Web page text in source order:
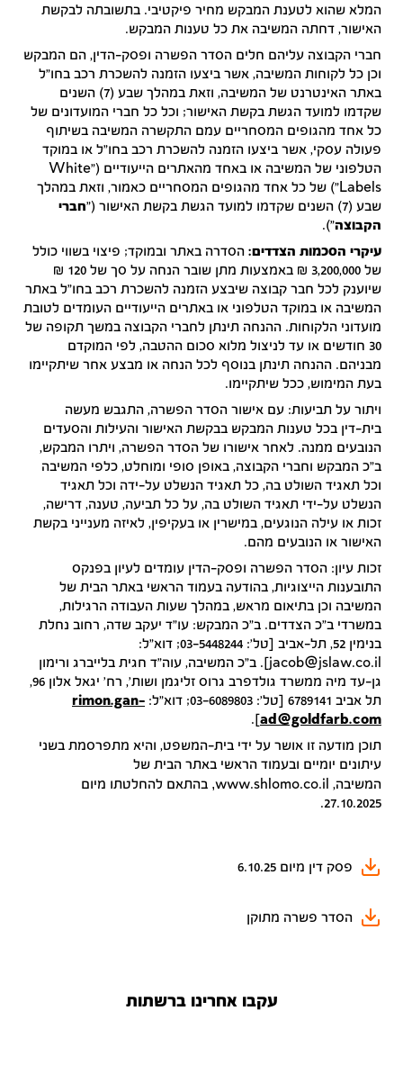
המלא שהוא לטענת המבקש מחיר פיקטיבי. בתשובתה לבקשת
האישור, דחתה המשיבה את כל טענות המבקש.
חברי הקבוצה עליהם חלים הסדר הפשרה ופסק-הדין, הם המבקש
וכן כל לקוחות המשיבה, אשר ביצעו הזמנה להשכרת רכב בחו"ל
באתר האינטרנט של המשיבה, וזאת במהלך שבע (7) השנים
שקדמו למועד הגשת בקשת האישור; וכל כל חברי המועדונים של
כל אחד מהגופים המסחריים עמם התקשרה המשיבה בשיתוף
פעולה עסקי, אשר ביצעו הזמנה להשכרת רכב בחו"ל או במוקד
הטלפוני של המשיבה או באחד מהאתרים הייעודיים ("White
Labels") של כל אחד מהגופים המסחריים כאמור, וזאת במהלך
שבע (7) השנים שקדמו למועד הגשת בקשת האישור ("
חברי
הקבוצה").
עיקרי הסכמות הצדדים: הסדרה באתר ובמוקד; פיצוי בשווי כולל
של 3,200,000 ₪ באמצעות מתן שובר הנחה על סך של 120 ₪
שיוענק לכל חבר קבוצה שיבצע הזמנה להשכרת רכב בחו"ל באתר
המשיבה או במוקד הטלפוני או באתרים הייעודיים העומדים לטובת
מועדוני הלקוחות. ההנחה תינתן לחברי הקבוצה במשך תקופה של
30 חודשים או עד לניצול מלוא סכום ההטבה, לפי המוקדם
מבניהם. ההנחה תינתן בנוסף לכל הנחה או מבצע אחר שיתקיימו
בעת המימוש, ככל שיתקיימו.
ויתור על תביעות: עם אישור הסדר הפשרה, התגבש מעשה
בית-דין בכל טענות המבקש בבקשת האישור והעילות והסעדים
הנובעים ממנה. לאחר אישורו של הסדר הפשרה, ויתרו המבקש,
ב"כ המבקש וחברי הקבוצה, באופן סופי ומוחלט, כלפי המשיבה
וכל תאגיד השולט בה, כל תאגיד הנשלט על-ידה וכל תאגיד
הנשלט על-ידי תאגיד השולט בה, על כל תביעה, טענה, דרישה,
זכות או עילה הנוגעים, במישרין או בעקיפין, לאיזה מענייני בקשת
האישור או הנובעים מהם.
זכות עיון: הסדר הפשרה ופסק-הדין עומדים לעיון בפנקס
התובענות הייצוגיות, בהודעה בעמוד הראשי באתר הבית של
המשיבה וכן בתיאום מראש, במהלך שעות העבודה הרגילות,
במשרדי ב"כ הצדדים. ב"כ המבקש: עו"ד יעקב שדה, רחוב נחלת
בנימין 52, תל-אביב [טל': 03-5448244; דוא"ל:
jacob@jslaw.co.il]. ב"כ המשיבה, עוה"ד חגית בלייברג ורימון
גן-עד מיה ממשרד גולדפרב גרוס זליגמן ושות', רח' יגאל אלון 96,
תל אביב 6789141 [טל': 03-6089803; דוא"ל:
rimon.gan-
ad@goldfarb.com
].
תוכן מודעה זו אושר על ידי בית-המשפט, והיא מתפרסמת בשני
עיתונים יומיים ובעמוד הראשי באתר הבית של
המשיבה, www.shlomo.co.il
, בהתאם להחלטתו מיום
27.10.2025.
פסק דין מיום 6.10.25
הסדר פשרה מתוקן
עקבו אחרינו ברשתות